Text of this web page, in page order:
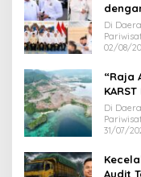
Di
02/08/
“Raja
Di
31/07/
Audit